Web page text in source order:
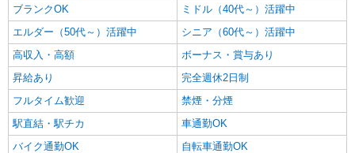
＜花畑＞障がい者施設の支援員＊軽作業の見守
りなど＊日払いOK
時給1450円〜2062円 ＜日払い有/週払い有/交
通費全支給(ガソリン代含む)＞
久留米市花畑
キープ 詳細を見る
ブランクOK
ミドル（40代～）活躍中
エルダー（50代～）活躍中
シニア（60代～）活躍中
高収入・高額
ボーナス・賞与あり
昇給あり
完全週休2日制
フルタイム歓迎
禁煙・分煙
駅直結・駅チカ
車通勤OK
バイク通勤OK
自転車通勤OK